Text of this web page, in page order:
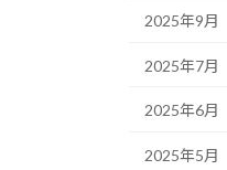
2025年9月
2025年7月
2025年6月
2025年5月